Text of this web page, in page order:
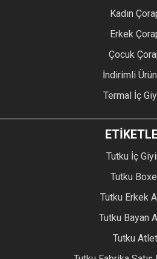
Kadın
Erkek
Çocuk
İndirimli
Termal İç
Tutku İç
Tutku
Tutku Erkek
Tutku Bayan
Tutku Atlet